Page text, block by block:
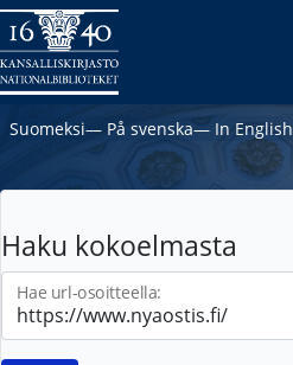
Suomeksi― På svenska― In English
Haku kokoelmasta
Hae url-osoitteella: